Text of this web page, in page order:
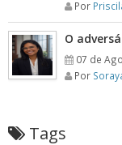
Por
O
07 de
Por
Tags